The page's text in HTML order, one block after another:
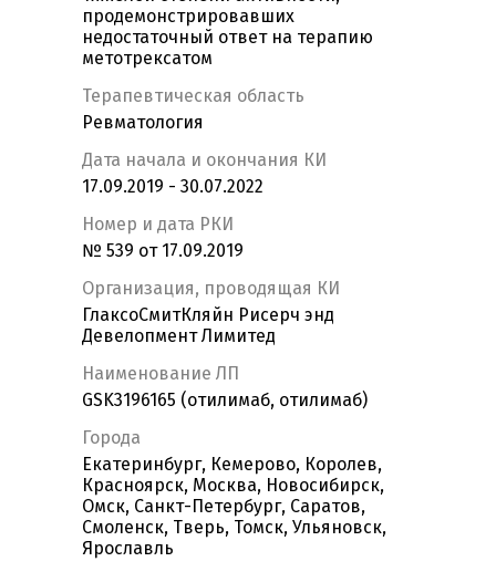
продемонстрировавших
недостаточный ответ на терапию
метотрексатом
Терапевтическая область
Ревматология
Дата начала и окончания КИ
17.09.2019 - 30.07.2022
Номер и дата РКИ
№ 539 от 17.09.2019
Организация, проводящая КИ
ГлаксоСмитКляйн Рисерч энд
Девелопмент Лимитед
Наименование ЛП
GSK3196165 (отилимаб, отилимаб)
Города
Екатеринбург, Кемерово, Королев,
Красноярск, Москва, Новосибирск,
Омск, Санкт-Петербург, Саратов,
Смоленск, Тверь, Томск, Ульяновск,
Ярославль